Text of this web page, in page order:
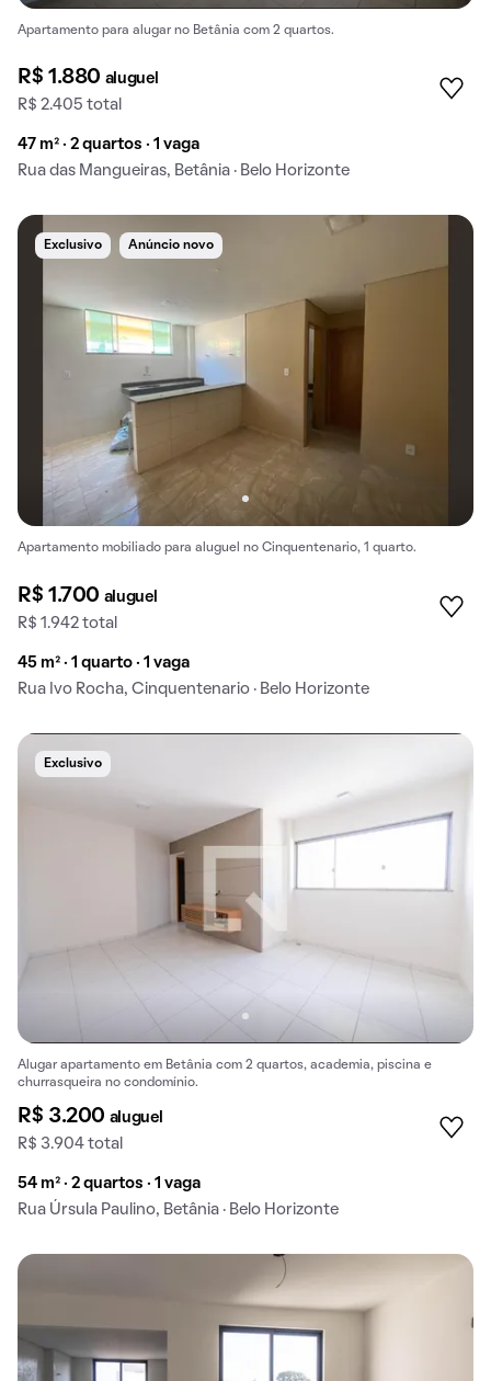
Apartamento para alugar no Betânia com 2 quartos.
R$ 1.880 aluguel
R$ 2.405 total
47 m² · 2 quartos · 1 vaga
Rua das Mangueiras, Betânia · Belo Horizonte
Exclusivo Anúncio novo
Apartamento mobiliado para aluguel no Cinquentenario, 1 quarto.
R$ 1.700 aluguel
R$ 1.942 total
45 m² · 1 quarto · 1 vaga
Rua Ivo Rocha, Cinquentenario · Belo Horizonte
Exclusivo
Alugar apartamento em Betânia com 2 quartos, academia, piscina e
churrasqueira no condomínio.
R$ 3.200 aluguel
R$ 3.904 total
54 m² · 2 quartos · 1 vaga
Rua Úrsula Paulino, Betânia · Belo Horizonte